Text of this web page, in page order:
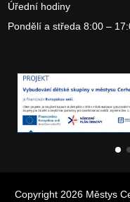
Úřední hodiny
Pondělí a středa 8:00 –
Copyright 2026 Městys